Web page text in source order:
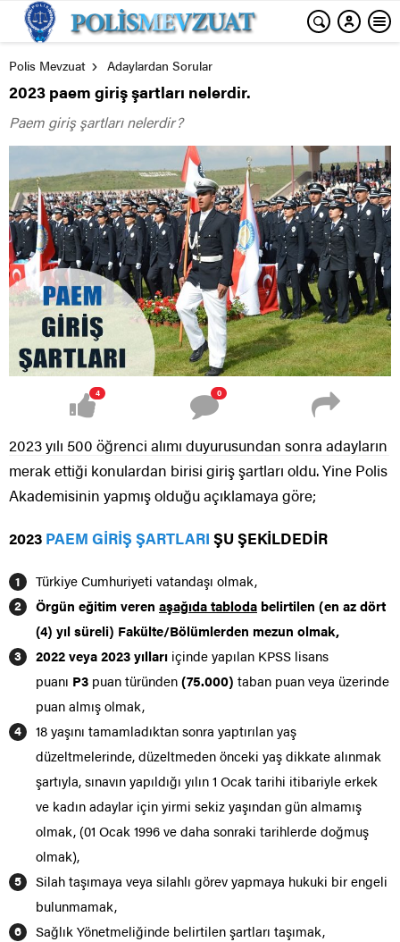
Polis Mevzuat Adaylardan Sorular
2023 paem giriş şartları nelerdir.
Paem giriş şartları nelerdir?
4 0
2023 yılı 500 öğrenci alımı duyurusundan sonra adayların
merak ettiği konulardan birisi giriş şartları oldu. Yine Polis
Akademisinin yapmış olduğu açıklamaya göre;
2023 PAEM GİRİŞ ŞARTLARI ŞU ŞEKİLDEDİR
Türkiye Cumhuriyeti vatandaşı olmak,
Örgün eğitim veren aşağıda tabloda belirtilen (en az dört
(4) yıl süreli) Fakülte/Bölümlerden mezun olmak,
2022 veya 2023 yılları içinde yapılan KPSS lisans
puanı P3 puan türünden(75.000) taban puan veya üzerinde
puan almış olmak,
18 yaşını tamamladıktan sonra yaptırılan yaş
düzeltmelerinde, düzeltmeden önceki yaş dikkate alınmak
şartıyla, sınavın yapıldığı yılın 1 Ocak tarihi itibariyle erkek
ve kadın adaylar için yirmi sekiz yaşından gün almamış
olmak, (01 Ocak 1996 ve daha sonraki tarihlerde doğmuş
olmak),
Silah taşımaya veya silahlı görev yapmaya hukuki bir engeli
bulunmamak,
Sağlık Yönetmeliğinde belirtilen şartları taşımak,